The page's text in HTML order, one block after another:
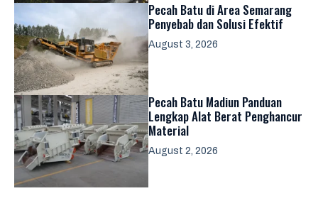
Pecah Batu di Area Semarang
Penyebab dan Solusi Efektif
August 3, 2026
Pecah Batu Madiun Panduan
Lengkap Alat Berat Penghancur
Material
August 2, 2026